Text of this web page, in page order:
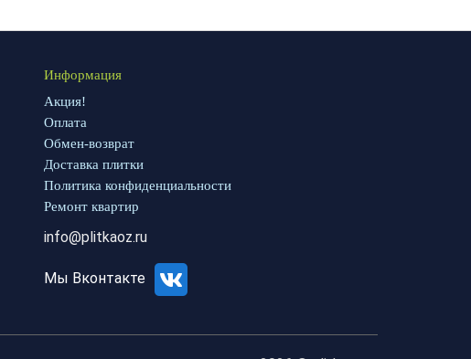
Информация
Акция!
Оплата
Обмен-возврат
Доставка плитки
Политика конфиденциальности
Ремонт квартир
info@plitkaoz.ru
Мы Вконтакте